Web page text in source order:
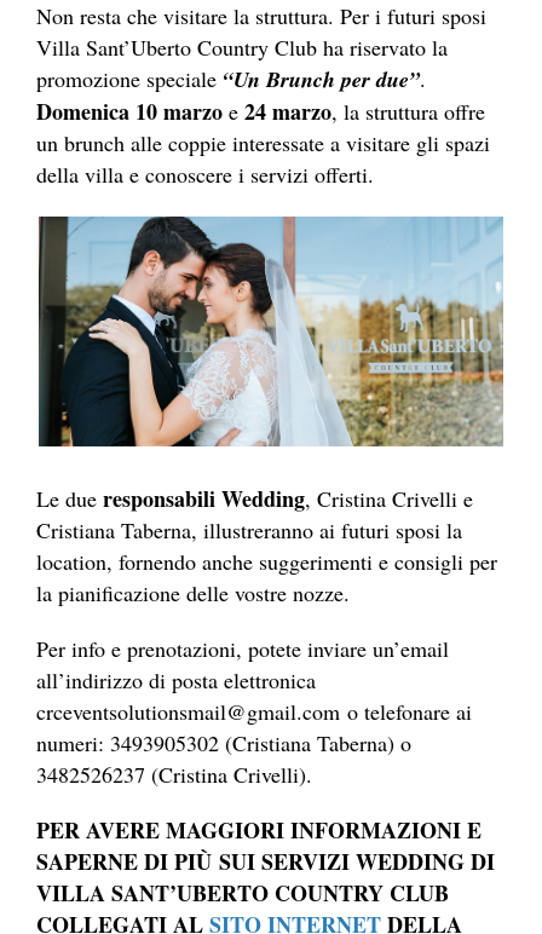
Non resta che visitare la struttura. Per i futuri sposi
Villa Sant’Uberto Country Club ha riservato la
promozione speciale “Un Brunch per due”.
Domenica 10 marzo e 24 marzo, la struttura offre
un brunch alle coppie interessate a visitare gli spazi
della villa e conoscere i servizi offerti.
Le due responsabili Wedding, Cristina Crivelli e
Cristiana Taberna, illustreranno ai futuri sposi la
location, fornendo anche suggerimenti e consigli per
la pianificazione delle vostre nozze.
Per info e prenotazioni, potete inviare un’email
all’indirizzo di posta elettronica
crceventsolutionsmail@gmail.com o telefonare ai
numeri: 3493905302 (Cristiana Taberna) o
3482526237 (Cristina Crivelli).
PER AVERE MAGGIORI INFORMAZIONI E
SAPERNE DI PIÙ SUI SERVIZI WEDDING DI
VILLA SANT’UBERTO COUNTRY CLUB
COLLEGATI ALSITO INTERNETDELLA